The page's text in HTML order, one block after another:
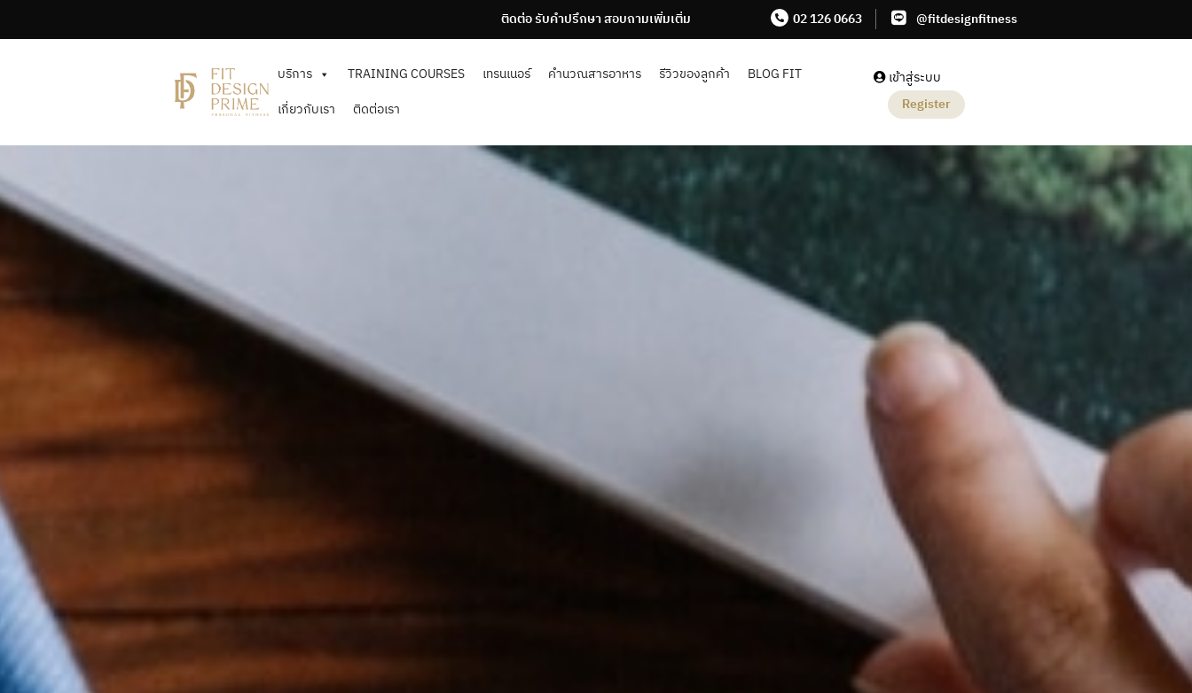
to
ติดต่อ รับคำปรึกษา สอบถามเพิ่มเติ่ม 02 126 0663 @fitdesignfitness
บริการ TRAINING COURSES เทรนเนอร์ คำนวณสารอาหาร รีวิวของลูกค้า
BLOG FIT
เกี่ยวกับเรา
ติดต่อเรา
เข้าสู่ระบบ
Register